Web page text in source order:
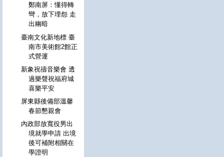
鄭南屏：懂得轉
彎，放下埋怨 走
出幽暗
臺南文化新地標 臺
南市美術館2館正
式營運
新象祝禱音樂會 透
過樂聲祝福府城
喜樂平安
屏東縣後備部溫馨
春節懇親會
內政部放寬役男出
境就學申請 出境
後可補附相關在
學證明